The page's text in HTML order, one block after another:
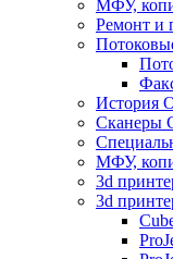
МФУ,
Ремонт и
История
Сканеры
МФУ,
3d
3d